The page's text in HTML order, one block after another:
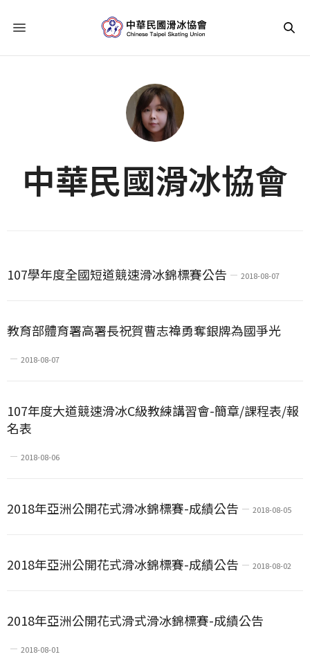
中華民國滑冰協會
107學年度全國短道競速滑冰錦標賽公告 2018-08-07
教育部體育署高署長祝賀曹志禕勇奪銀牌為國爭光
2018-08-07
107年度大道競速滑冰C級教練講習會-簡章/課程表/報
名表
2018-08-06
2018年亞洲公開花式滑冰錦標賽-成績公告 2018-08-05
2018年亞洲公開花式滑冰錦標賽-成績公告 2018-08-02
2018年亞洲公開花式滑式滑冰錦標賽-成績公告
2018-08-01